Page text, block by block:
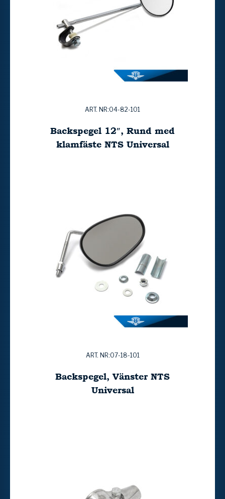
ART. NR:04-82-101
Backspegel 12″, Rund med
klamfäste NTS Universal
ART. NR:07-18-101
Backspegel, Vänster NTS
Universal